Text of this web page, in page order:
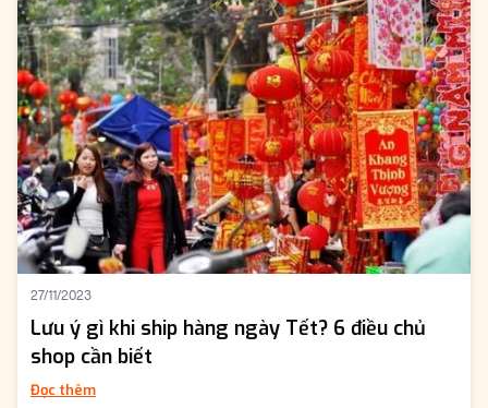
27/11/2023
Lưu ý gì khi ship hàng ngày Tết? 6 điều chủ
shop cần biết
Đọc thêm